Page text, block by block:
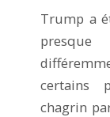
Trump a
certains
chagrin